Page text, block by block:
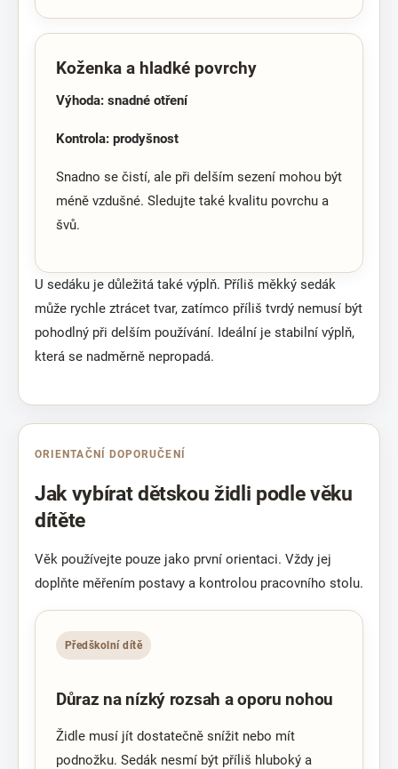
Koženka a hladké povrchy
Výhoda: snadné otření
Kontrola: prodyšnost
Snadno se čistí, ale při delším sezení mohou být
méně vzdušné. Sledujte také kvalitu povrchu a
švů.
U sedáku je důležitá také výplň. Příliš měkký sedák
může rychle ztrácet tvar, zatímco příliš tvrdý nemusí být
pohodlný při delším používání. Ideální je stabilní výplň,
která se nadměrně nepropadá.
ORIENTAČNÍ DOPORUČENÍ
Jak vybírat dětskou židli podle věku
dítěte
Věk používejte pouze jako první orientaci. Vždy jej
doplňte měřením postavy a kontrolou pracovního stolu.
Předškolní dítě
Důraz na nízký rozsah a oporu nohou
Židle musí jít dostatečně snížit nebo mít
podnožku. Sedák nesmí být příliš hluboký a